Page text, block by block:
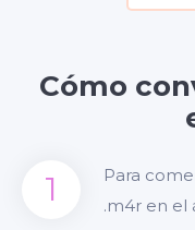
Cómo
1
Para
.m4r en el